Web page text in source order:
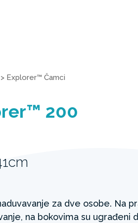
> Explorer™ Čamci
200
za dve osobe. Na
na bokovima su ugrađeni